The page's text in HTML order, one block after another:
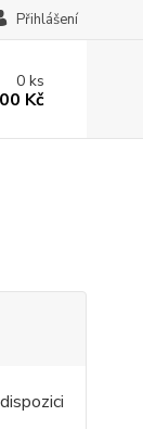
Přihlášení
0ks
Kč